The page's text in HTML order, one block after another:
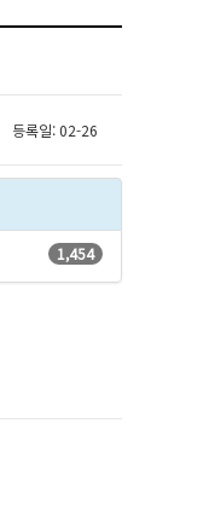
등록일: 02-26
1,454